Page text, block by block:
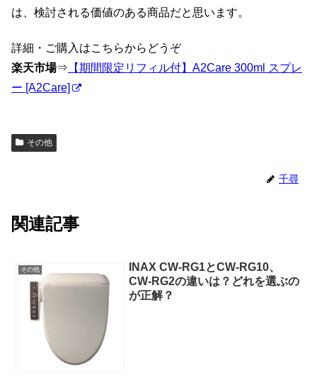
は、検討される価値のある商品だと思います。
詳細・ご購入はこちらからどうぞ
楽天市場⇒ 【期間限定リフィル付】A2Care 300ml スプレ
ー [A2Care]
その他
千尋
関連記事
その他
INAX CW-RG1とCW-RG10、
CW-RG2の違いは？どれを選ぶの
が正解？